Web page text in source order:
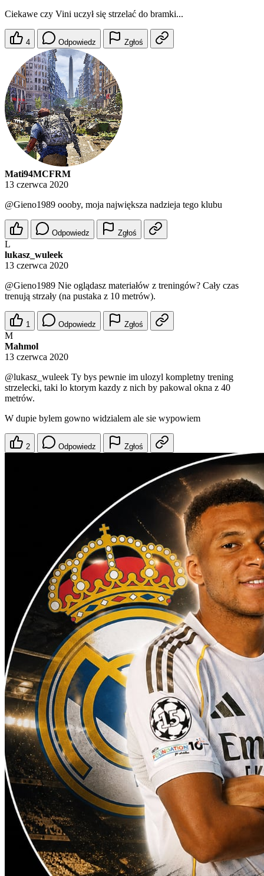
Ciekawe czy Vini uczył się strzelać do bramki...
4 Odpowiedz Zgłoś
Mati94MCFRM
13 czerwca 2020
@Gieno1989 oooby, moja największa nadzieja tego klubu
Odpowiedz Zgłoś
L
lukasz_wuleek
13 czerwca 2020
@Gieno1989 Nie oglądasz materiałów z treningów? Cały czas
trenują strzały (na pustaka z 10 metrów).
1 Odpowiedz Zgłoś
M
Mahmol
13 czerwca 2020
@lukasz_wuleek Ty bys pewnie im ulozyl kompletny trening
strzelecki, taki lo ktorym kazdy z nich by pakowal okna z 40
metrów.
W dupie bylem gowno widzialem ale sie wypowiem
2 Odpowiedz Zgłoś